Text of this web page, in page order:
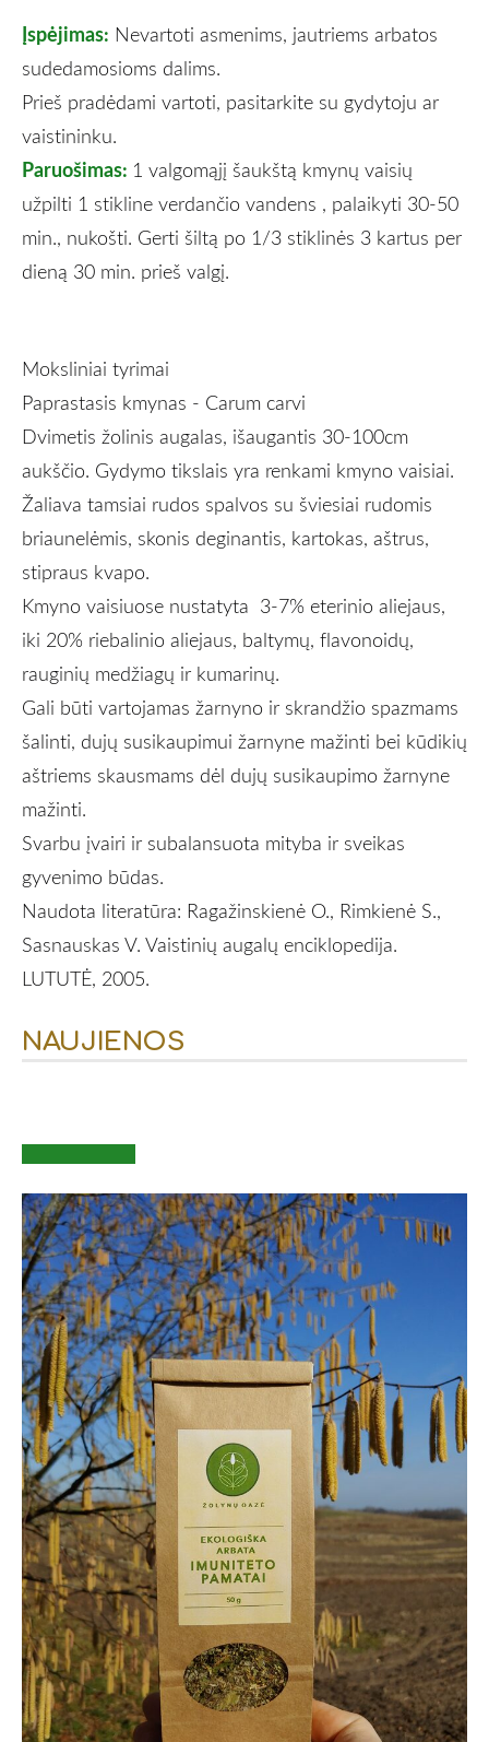
NAUJIENOS
Įspėjimas: Nevartoti asmenims, jautriems arbatos
sudedamosioms dalims.
Prieš pradėdami vartoti, pasitarkite su gydytoju ar
vaistininku.
Paruošimas: 1 valgomąjį šaukštą kmynų vaisių
užpilti 1 stikline verdančio vandens , palaikyti 30-50
min., nukošti. Gerti šiltą po 1/3 stiklinės 3 kartus per
dieną 30 min. prieš valgį.
Moksliniai tyrimai
Paprastasis kmynas - Carum carvi
Dvimetis žolinis augalas, išaugantis 30-100cm
aukščio. Gydymo tikslais yra renkami kmyno vaisiai.
Žaliava tamsiai rudos spalvos su šviesiai rudomis
briaunelėmis, skonis deginantis, kartokas, aštrus,
stipraus kvapo.
Kmyno vaisiuose nustatyta 3-7% eterinio aliejaus,
iki 20% riebalinio aliejaus, baltymų, flavonoidų,
rauginių medžiagų ir kumarinų.
Gali būti vartojamas žarnyno ir skrandžio spazmams
šalinti, dujų susikaupimui žarnyne mažinti bei kūdikių
aštriems skausmams dėl dujų susikaupimo žarnyne
mažinti.
Svarbu įvairi ir subalansuota mityba ir sveikas
gyvenimo būdas.
Naudota literatūra: Ragažinskienė O., Rimkienė S.,
Sasnauskas V. Vaistinių augalų enciklopedija.
LUTUTĖ, 2005.